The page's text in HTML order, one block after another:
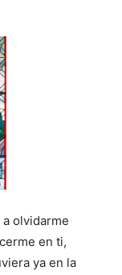
olvidarme
en ti,
ya en la